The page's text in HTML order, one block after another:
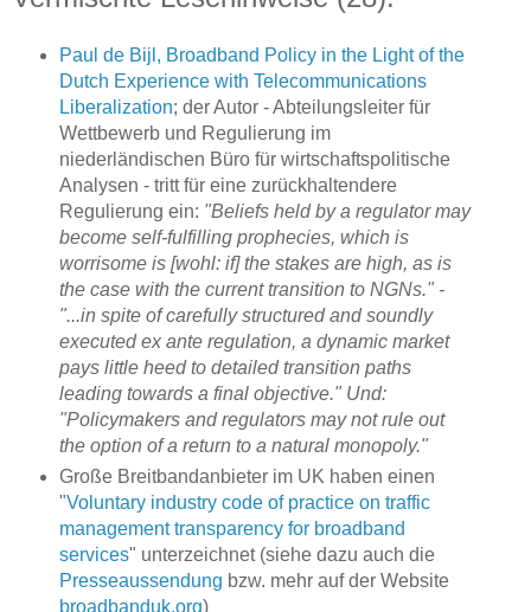
Paul de Bijl, Broadband Policy in the Light of the
Dutch Experience with Telecommunications
Liberalization; der Autor - Abteilungsleiter für
Wettbewerb und Regulierung im
niederländischen Büro für wirtschaftspolitische
Analysen - tritt für eine zurückhaltendere
Regulierung ein: "Beliefs held by a regulator may
become self-fulfilling prophecies, which is
worrisome is [wohl: if] the stakes are high, as is
the case with the current transition to NGNs." -
"...in spite of carefully structured and soundly
executedex ante regulation, a dynamic market
pays little heed to detailed transition paths
leading towards a final objective." Und:
"Policymakers and regulators may not rule out
the option of a return to a natural monopoly."
Große Breitbandanbieter im UK haben einen
"Voluntary industry code of practice on traffic
management transparency for broadband
services" unterzeichnet (siehe dazu auch die
Presseaussendung bzw. mehr auf der Website
broadbanduk.org)